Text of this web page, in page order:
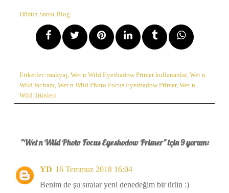
Hüzün Sarısı Blog
Etiketler: makyaj, Wet n Wild Eyeshadow Primer kullananlar, Wet n
Wild far bazı, Wet n Wild Photo Focus Eyeshadow Primer, Wet n
Wild ürünleri
"Wet n Wild Photo Focus Eyeshodow Primer" için 9 yorum:
YD 16 Temmuz 2018 16:04
Benim de şu sıralar yeni denedeğim bir ürün :)